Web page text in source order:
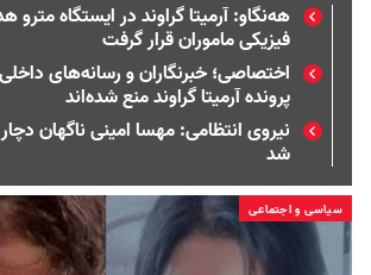
هه‌نگاو: آرمیتا گراوند در ایستگاه
فیزیکی ماموران قرار گرفت
اختصاصی؛ خبرنگاران و رسانه‌‌های
پرونده آرمیتا گراوند منع شده‌اند
نیروی انتظامی: مهسا امینی ناگهان
شد
سیاسی و اجتماعی